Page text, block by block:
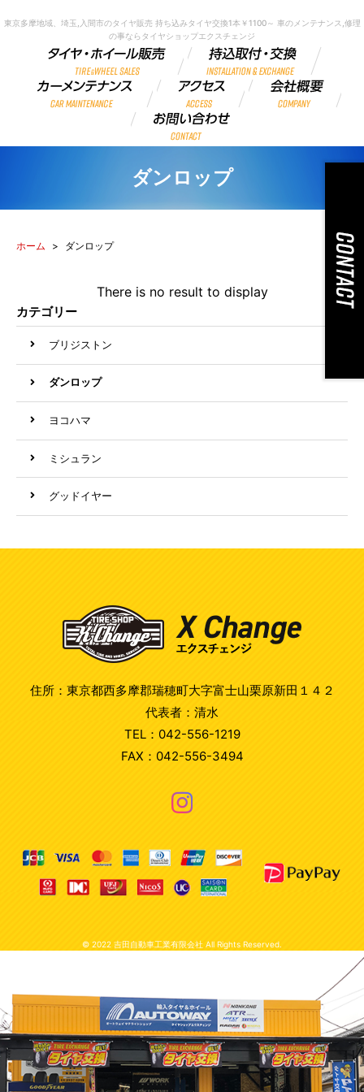
東京多摩地域、埼玉,入間市のタイヤ販売 持ち込みタイヤ交換1本￥1100～ 車のメンテナンス,修理
の事ならタイヤショップエクスチェンジ
ダンロップ
ホーム ダンロップ
There is no result to display
カテゴリー
ブリジストン
ダンロップ
ヨコハマ
ミシュラン
グッドイヤー
住所：東京都西多摩郡瑞穂町大字富士山栗原新田１４２
代表者：清水
TEL：042-556-1219
FAX：042-556-3494
© 2022 吉田自動車工業有限会社 All Rights Reserved.